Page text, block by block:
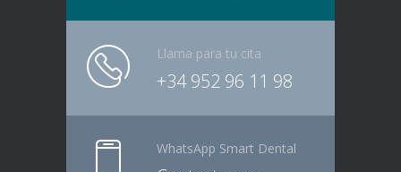
Llama para tu cita
+34 952 96 11 98
WhatsApp Smart Dental